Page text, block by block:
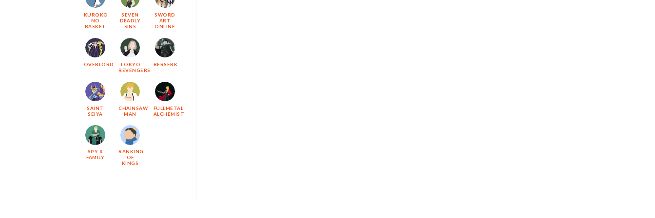
KUROKO
NO
BASKET
SEVEN
DEADLY
SINS
SWORD
ART
ONLINE
OVERLORD
TOKYO
REVENGERS
BERSERK
SAINT
SEIYA
CHAINSAW
MAN
FULLMETAL
ALCHEMIST
SPY X
FAMILY
RANKING
OF
KINGS